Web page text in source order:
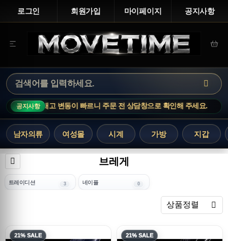
로그인 회원가입 마이페이지 공지사항
공지사항
기 상품은 재고 변동이 빠르니 주문 전 상담창으로 확인해 주세요.
남자의류 여성몰 시계 가방 지갑
브레게
트레이디션 3 네이플 0
상품정렬
21% SALE 21% SALE